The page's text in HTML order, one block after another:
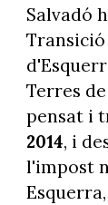
Salvadó
Terres
pensat i
2014, i
l'impost